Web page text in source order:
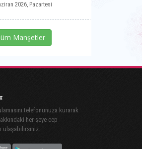
2026, Pazartesi
Manşetler
telefonunuza kurarak
her şeye cep
ulaşabilirsiniz.